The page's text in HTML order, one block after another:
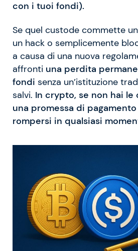
con i tuoi fondi).
Se quel custode commette
un hack o semplicemente
a causa di una nuova
affronti una perdita
fondi senza un’istituzione
salvi. In crypto, se non hai le
una promessa di
rompersi in qualsiasi